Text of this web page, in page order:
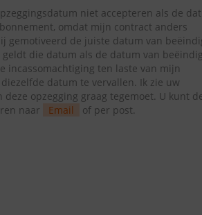
niet accepteren als de
omdat mijn contract anders
gemotiveerd de juiste datum van
die datum als de datum van
incassomachtiging ten laste van mijn
datum te vervallen. Ik zie uw
opzegging graag tegemoet. U kunt
naar
Email of per post.